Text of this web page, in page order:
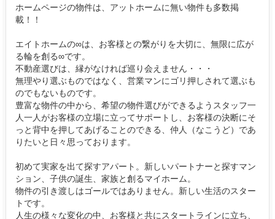
ホームページの物件は、アットホームに無い物件も多数掲
載！！
エイトホームの∞は、お客様との繋がりを大切に、無限に広が
る輪を創る∞です。
不動産選びは、縁がなければ巡り会えません・・・
無理やり選ぶものではなく、営業マンにゴリ押しされて選ぶも
のでもないものです。
豊富な物件の中から、希望の物件選びができるようスタッフ一
人一人がお客様の立場に立ってサポートし、お客様の決断にそ
っと背中を押してあげることのできる、仲人（なこうど）であ
りたいと日々思っております。
初めて実家を出て探すアパート。新しいパートナーと探すマン
ション、子供の誕生、家族と創るマイホーム。
物件の引き渡しはゴールではありません。新しい生活のスター
トです。
人生の様々な変化の中、お客様と共にスタートラインに立ち、